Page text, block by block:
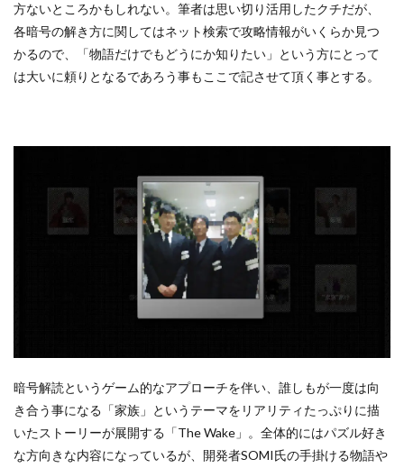
方ないところかもしれない。筆者は思い切り活用したクチだが、
各暗号の解き方に関してはネット検索で攻略情報がいくらか見つ
かるので、「物語だけでもどうにか知りたい」という方にとって
は大いに頼りとなるであろう事もここで記させて頂く事とする。
暗号解読というゲーム的なアプローチを伴い、誰しもが一度は向
き合う事になる「家族」というテーマをリアリティたっぷりに描
いたストーリーが展開する「The Wake」。全体的にはパズル好き
な方向きな内容になっているが、開発者SOMI氏の手掛ける物語や